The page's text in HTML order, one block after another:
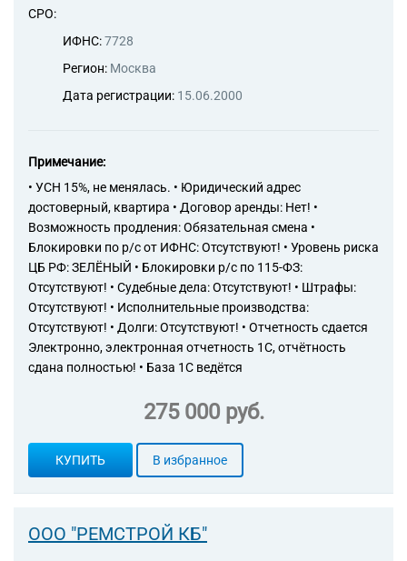
по подбору персонала
СРО:
ИФНС:7728
Регион: Москва
Дата регистрации: 15.06.2000
Примечание:
• УСН 15%, не менялась. • Юридический адрес
достоверный, квартира • Договор аренды: Нет! •
Возможность продления: Обязательная смена •
Блокировки по р/с от ИФНС: Отсутствуют! • Уровень риска
ЦБ РФ: ЗЕЛЁНЫЙ • Блокировки р/с по 115-ФЗ:
Отсутствуют! • Судебные дела: Отсутствуют! • Штрафы:
Отсутствуют! • Исполнительные производства:
Отсутствуют! • Долги: Отсутствуют! • Отчетность сдается
Электронно, электронная отчетность 1С, отчётность
сдана полностью! • База 1С ведётся
275 000 руб.
КУПИТЬ В избранное
ООО "РЕМСТРОЙ КБ"